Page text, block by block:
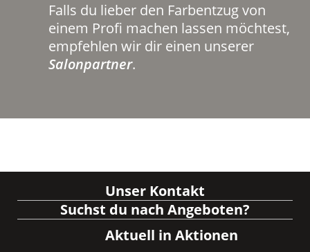
Falls du lieber den Farbentzug von
einem Profi machen lassen möchtest,
empfehlen wir dir einen unserer
Salonpartner.
Unser Kontakt
Suchst du nach Angeboten?
Aktuell in Aktionen